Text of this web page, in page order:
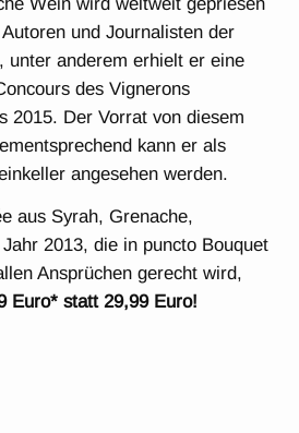
und Journalisten der
unter anderem erhielt er eine
des Vignerons
2015. Der Vorrat von diesem
kann er als
angesehen werden.
aus Syrah, Grenache,
2013, die in puncto Bouquet
Ansprüchen gerecht wird,
Euro* statt 29,99 Euro!